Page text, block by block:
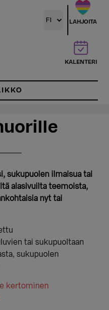
LAHJOITA
KALENTERI
sukupuolen ilmaisua tai
alasivuilta teemoista,
nyt tai
tai sukupuoltaan
sukupuolen
kertominen